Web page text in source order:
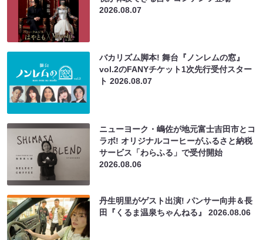
2026.08.07
バカリズム脚本! 舞台『ノンレムの窓』
vol.2のFANYチケット1次先行受付スター
ト2026.08.07
ニューヨーク・嶋佐が地元富士吉田市とコ
ラボ! オリジナルコーヒーがふるさと納税
サービス「わらふる」で受付開始
2026.08.06
丹生明里がゲスト出演! パンサー向井＆長
田『くるま温泉ちゃんねる』2026.08.06